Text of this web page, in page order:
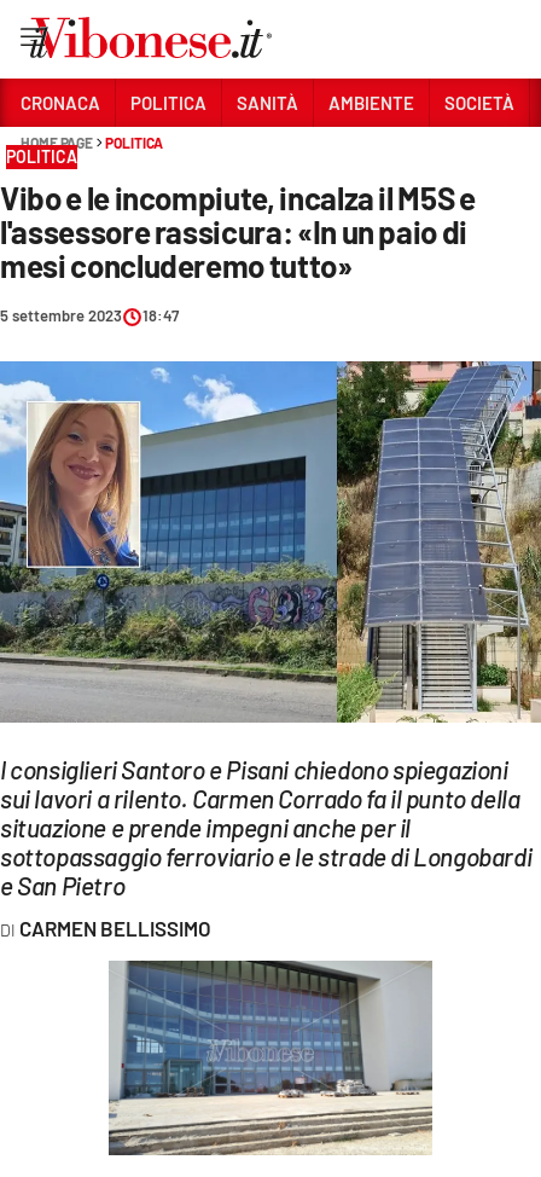
Sezioni
CRONACA
POLITICA
SOCIETÀ
CULTURA
ECONOMIA E LAVORO
EVENTI
SPORT
Streaming
LAC TV
LAC NETWORK
LAC ONAIR
LaC
LACPLAY.IT
LACONAIR.IT
LACITYMAG.IT
CRONACA POLITICA SANITÀ AMBIENTE SOCIETÀ
HOME PAGE POLITICA
POLITICA
Vibo e le incompiute, incalza il M5S e
l'assessore rassicura: «In un paio di
mesi concluderemo tutto»
5 settembre 2023 18:47
I consiglieri Santoro e Pisani chiedono spiegazioni
sui lavori a rilento. Carmen Corrado fa il punto della
situazione e prende impegni anche per il
sottopassaggio ferroviario e le strade di Longobardi
e San Pietro
CARMEN BELLISSIMO